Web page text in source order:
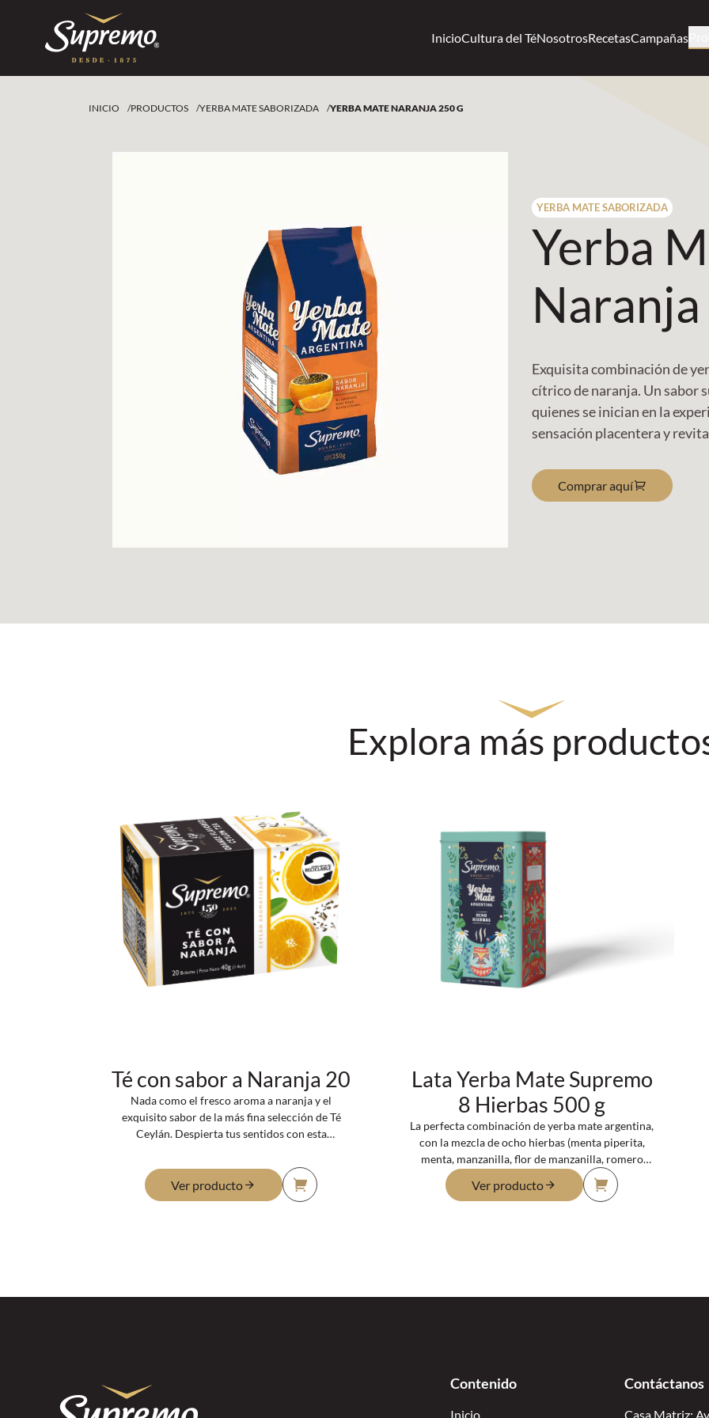
InicioCultura del TéNosotrosRecetasCampañas
INICIO /PRODUCTOS /YERBA MATE SABORIZADA /YERBA MATE NARANJA 250 G
YERBA MATE SABORIZADA
Yerba
Exquisita combinación de
cítrico de naranja. Un sabor
quienes se inician en la
sensación placentera y
Comprar aquí
Explora más
Té con sabor a Naranja 20
Nada como el fresco aroma a naranja y el
exquisito sabor de la más fina selección de Té
Ceylán. Despierta tus sentidos con esta
Ver producto
Lata Yerba Mate Supremo
8 Hierbas 500 g
La perfecta combinación de yerba mate argentina,
con la mezcla de ocho hierbas (menta piperita,
menta, manzanilla, flor de manzanilla, romero
castilla, salvia, hinojo y anís), todo endulzado de
forma natural con Stevia.
Ver producto
Contenido
Inicio
Contáctanos
Casa Matriz: